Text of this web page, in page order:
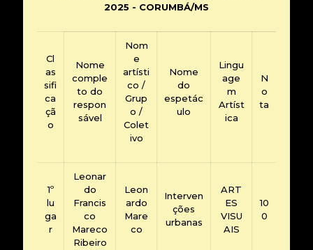
2025 - CORUMBÁ/MS
Cl
as
sifi
ca
çã
o
Nome
comple
to do
respon
sável
Nom
e
artísti
co /
Grup
o /
Colet
ivo
Nome
do
espetác
ulo
Lingu
age
m
Artíst
ica
N
o
ta
1º
lu
ga
r
Leonar
do
Francis
co
Mareco
Ribeiro
Leon
ardo
Mare
co
Interven
ções
urbanas
ART
ES
VISU
AIS
10
0